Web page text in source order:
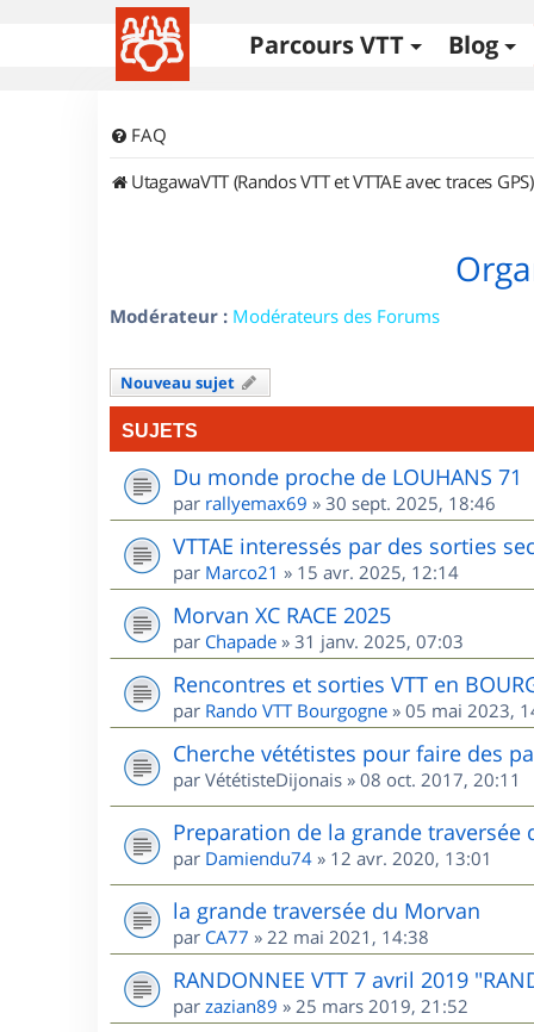
Parcours VTT Blog
FAQ
UtagawaVTT (Randos VTT et VTTAE avec traces GPS)
Modérateur : Modérateurs des Forums
Nouveau sujet
SUJETS
Du monde proche de LOUHANS 71
par rallyemax69 » 30 sept. 2025, 18:46
VTTAE interessés par des sorties
par Marco21 » 15 avr. 2025, 12:14
Morvan XC RACE 2025
par Chapade » 31 janv. 2025, 07:03
Rencontres et sorties VTT en
par Rando VTT Bourgogne » 05 mai 2023,
Cherche vététistes pour faire des
par VététisteDijonais » 08 oct. 2017, 20:11
Preparation de la grande traversée
par Damiendu74 » 12 avr. 2020, 13:01
la grande traversée du Morvan
par CA77 » 22 mai 2021, 14:38
RANDONNEE VTT 7 avril 2019
par zazian89 » 25 mars 2019, 21:52